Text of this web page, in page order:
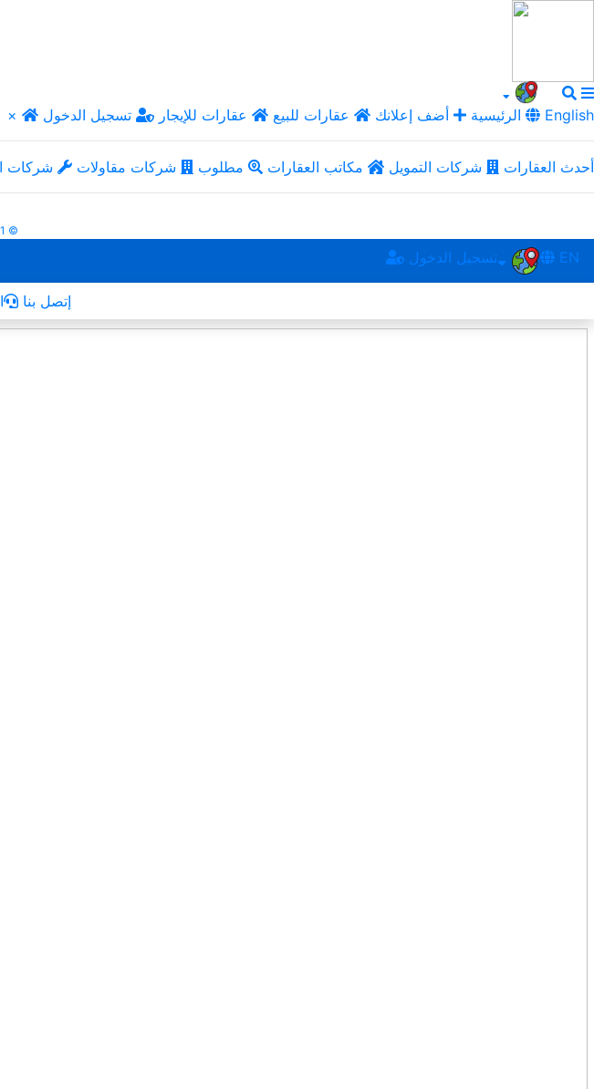
× الرئيسية أضف إعلانك عقارات للبيع عقارات للإيجار تسجيل الدخول English
أحدث العقارات شركات التمويل مكاتب العقارات مطلوب شركات مقاولات شركات
©
تسجيل الدخول EN
إتصل بنا